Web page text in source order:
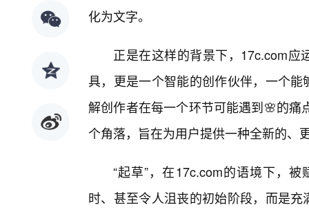
化为文字。
正是在这样的背景下，17c.com应
具，更是一个智能的创作伙伴，一个
解创作者在每一个环节可能遇到🌸的
个角落，旨在为用户提供一种全新的、
“起草”，在17c.com的语境下，
时、甚至令人沮丧的初始阶段，而是